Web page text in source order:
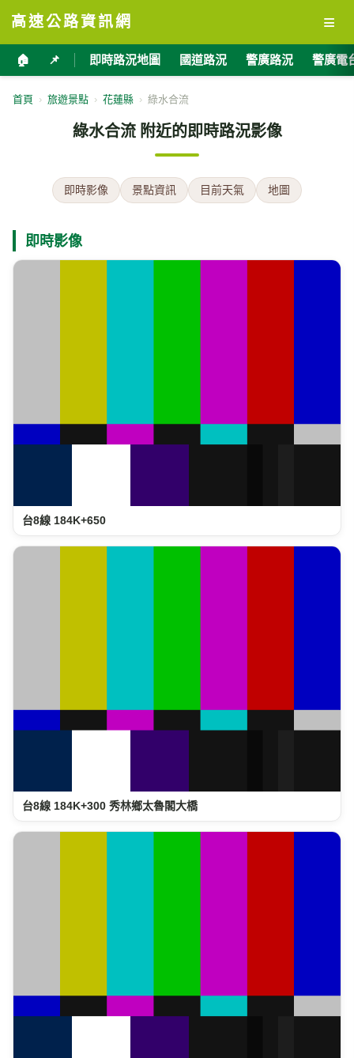
高速公路資訊網 ≡
🏠 📌 即時路況地圖 國道路況 警廣路況 警廣電
首頁 › 旅遊景點 › 花蓮縣 › 綠水合流
綠水合流 附近的即時路況影像
即時影像 景點資訊 目前天氣 地圖
即時影像
台8線 184K+650
台8線 184K+300 秀林鄉太魯閣大橋